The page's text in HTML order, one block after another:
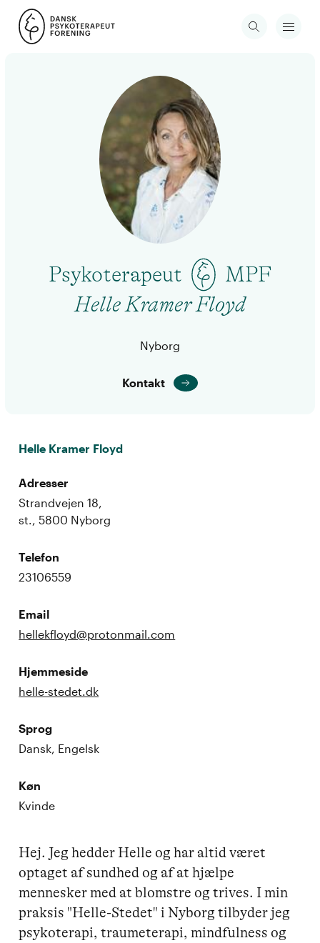
Psykoterapeut
MPF
Helle Kramer Floyd
Nyborg
Kontakt
Helle Kramer Floyd
Adresser
Strandvejen 18,
st., 5800 Nyborg
Telefon
23106559
Email
hellekfloyd@protonmail.com
Hjemmeside
helle-stedet.dk
Sprog
Dansk, Engelsk
Køn
Kvinde
Hej. Jeg hedder Helle og har altid været
optaget af sundhed og af at hjælpe
mennesker med at blomstre og trives. I min
praksis "Helle-Stedet" i Nyborg tilbyder jeg
psykoterapi, traumeterapi, mindfulness og